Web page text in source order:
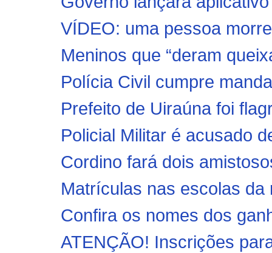
VÍDEO: uma pessoa
Meninos que “deram
Polícia Civil cumpre
Prefeito de Uiraúna foi
Policial Militar é acusado
Cordino fará dois
Matrículas nas escolas
Confira os nomes dos
ATENÇÃO! Inscrições